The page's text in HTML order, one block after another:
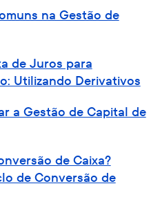
na Gestão de
de Juros para
Utilizando Derivativos
a Gestão de Capital de
de Caixa?
de Conversão de